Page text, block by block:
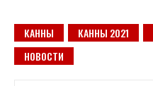
КАННЫ КАННЫ 2021
НОВОСТИ